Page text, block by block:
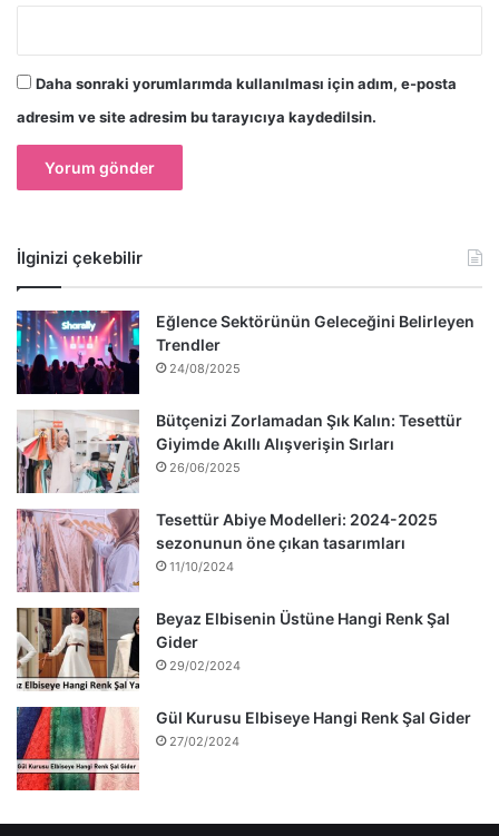
Daha sonraki yorumlarımda kullanılması için adım, e-posta
adresim ve site adresim bu tarayıcıya kaydedilsin.
İlginizi çekebilir
Eğlence Sektörünün Geleceğini Belirleyen
Trendler
24/08/2025
Bütçenizi Zorlamadan Şık Kalın: Tesettür
Giyimde Akıllı Alışverişin Sırları
26/06/2025
Tesettür Abiye Modelleri: 2024-2025
sezonunun öne çıkan tasarımları
11/10/2024
Beyaz Elbisenin Üstüne Hangi Renk Şal
Gider
29/02/2024
Gül Kurusu Elbiseye Hangi Renk Şal Gider
27/02/2024